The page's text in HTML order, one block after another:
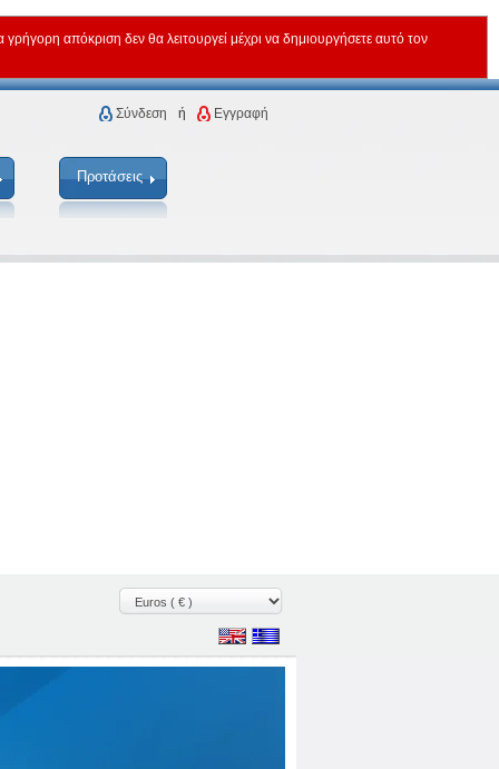
απόκριση δεν θα λειτουργεί μέχρι να δημιουργήσετε αυτό τον
Σύνδεση ή Εγγραφή
Προτάσεις